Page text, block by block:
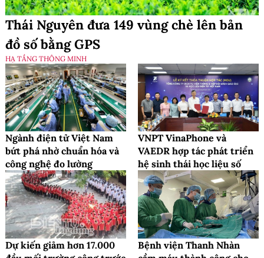
Thái Nguyên đưa 149 vùng chè lên bản
đồ số bằng GPS
HẠ TẦNG THÔNG MINH
Ngành điện tử Việt Nam
bứt phá nhờ chuẩn hóa và
công nghệ đo lường
VNPT VinaPhone và
VAEDR hợp tác phát triển
hệ sinh thái học liệu số
Dự kiến giảm hơn 17.000
Bệnh viện Thanh Nhàn